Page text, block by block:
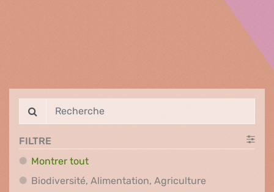
FILTRE
Montrer tout
Biodiversité, Alimentation, Agriculture